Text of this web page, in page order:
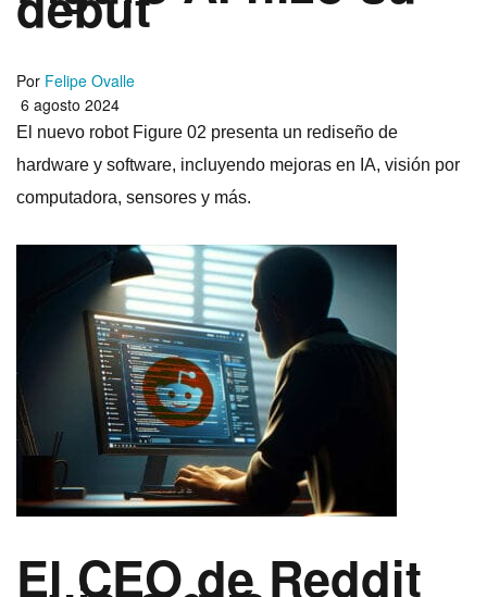
Por Felipe Ovalle
6 agosto 2024
El nuevo robot Figure 02 presenta un rediseño de
hardware y software, incluyendo mejoras en IA, visión por
computadora, sensores y más.
El CEO de Reddit